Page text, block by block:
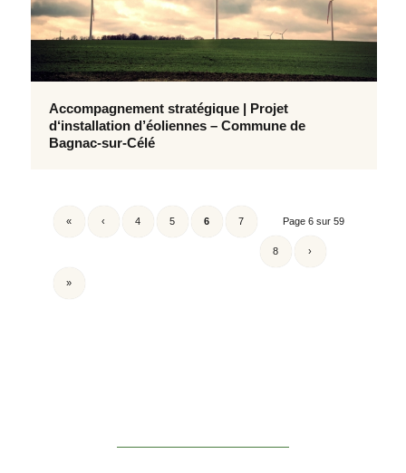
Accompagnement stratégique | Projet
d‘installation d’éoliennes – Commune de
Bagnac-sur-Célé
Page 6 sur 59
« ‹ 4 5 6 7
8 ›
»